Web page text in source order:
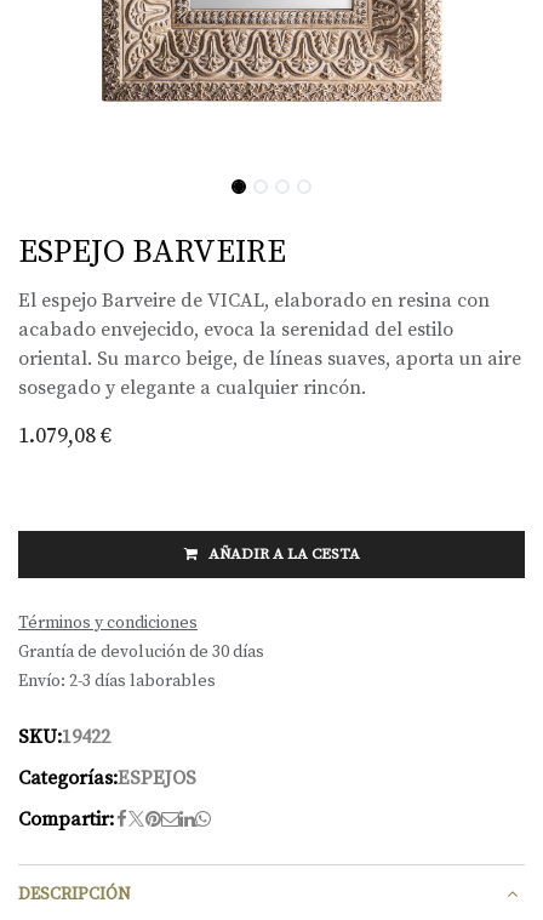
ESPEJO BARVEIRE
El espejo Barveire de VICAL, elaborado en resina con
acabado envejecido, evoca la serenidad del estilo
oriental. Su marco beige, de líneas suaves, aporta un aire
sosegado y elegante a cualquier rincón.
1.079,08€
AÑADIR A LA CESTA
Términos y condiciones
Grantía de devolución de 30 días
Envío: 2-3 días laborables
SKU:19422
Categorías:ESPEJOS
Compartir:
DESCRIPCIÓN